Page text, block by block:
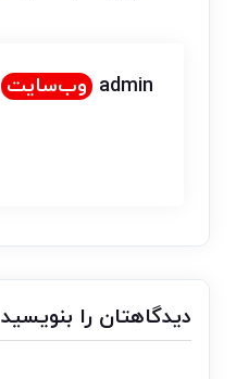
admin وب‌سایت
دیدگاهتان را بنویسید